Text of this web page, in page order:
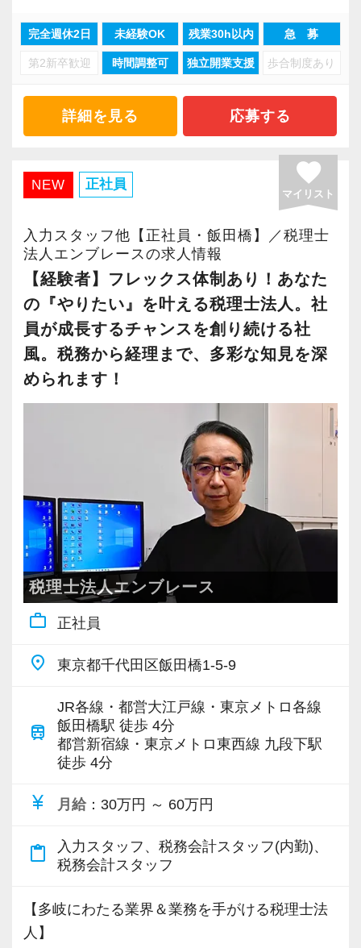
仕事に慣れてからは、ご自身のやりたいことを
最大限お任せします。
ど、あなたがやりたいことを目指してくださ
い。私たちはそれを全力で応援いたします。
これから会計業界で活躍していきたい貴方のご
応募をお待ちしています。
当法人で活躍し続けるか、独立して自分だけの
道を歩むか。
ています。
実際に資格を取得して独立した人も少なくあり
社員の収入は毎年3～5％ずつアップ。頑張りや
成果に比例する部分はありますが、着実に昇給
していく評価体制を続けています。無資格で年
収1000万円近くまで上がっている社員も在籍し
ていますよ。
【お任せする業務内容】
まずは税務の基本となる入力作業をお任せしま
ベースで作業を行ってみましょう。慣れてきた
ら、少しずつ対応できる範囲を広げながらステ
ップアップしていってください。
※週2日はお客様先に常駐し、税務のほか経理な
どバックオフィス業務のサポートを行います。
＜副業もOKです＞
本業に支障が出ない範囲であれば副業も認めて
れたケースはありません。
＜入社後の流れ／研修体制について＞
まずは当法人のルールや会計システムなど、基
礎的な部分を学んでいただきます。
がら、業界や知識を習得。
実務を行いながら、それぞれの意味や流れなど
を理解していきます。
もちろん相談などはいつでもできる環境があり
ます。
また、銀行融資や国際税務など専門分野に強い
税理士・公認会計士が多数在籍。起業支援にも
業の誕生をサポートしています。ただ税務をや
るだけの事務所ではなく、一歩先のアドバイス
当法人の社名『Embrace』には、抱擁する・寄
り添う・新しい経験やチャレンジを楽しむとい
った意味が込められています。
これは仕事やサービスに関わる物理的な部分に
限ったことではありません。時代の変化に合わ
せた新しいアイデアや概念も積極的に受け入れ
る、という意味を含めています。
【本人が”やりたいこと”を任せる方針】
当法人ではパートアルバイトでも“やりたいこ
と”にチャレンジできます。
例えば
◆担当を持ってお客様の経営サポートまで携わ
りたい
◆所内業務を中心にやりたい
◆資格取得に向けて仕事と勉強を両立したい
い
◆税務コンサルタントになりたい…など。
ご自身の目指すビジョンに向かって活躍してい
ただけます。
＜リモート・在宅勤務OK！フレキシブルな働き
方が可能＞
パートの方は週2～3日のリモート・テレワーク
も構いませんし、状況に合わせてフレキシブル
に働くことができます。勤務時間の融通も利く
完全週休2日 未経験OK 残業30h以内 急 募
第2新卒歓迎 時間調整可 独立開業支援 歩合制度あり
詳細を見る 応募する
NEW 正社員 favorite
マイリスト
入力スタッフ他【正社員・飯田橋】／税理士
法人エンブレースの求人情報
【経験者】フレックス体制あり！あなた
の『やりたい』を叶える税理士法人。社
員が成長するチャンスを創り続ける社
風。税務から経理まで、多彩な知見を深
められます！
税理士法人エンブレース
work_outline 正社員
place 東京都千代田区飯田橋1-5-9
train
JR各線・都営大江戸線・東京メトロ各線
飯田橋駅 徒歩 4分
都営新宿線・東京メトロ東西線 九段下駅
徒歩 4分
currency_yen 月給 ：30万円 ～ 60万円
content_paste
入力スタッフ、税務会計スタッフ(内勤)、
税務会計スタッフ
【多岐にわたる業界＆業務を手がける税理士法
人】